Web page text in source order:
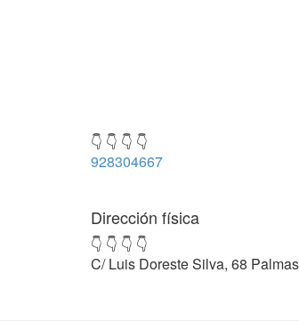
👇 👇 👇 👇
928304667
Dirección física
👇 👇 👇 👇
C/ Luis Doreste Silva, 68